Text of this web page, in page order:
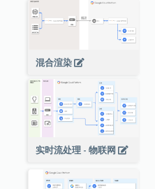
混合渲染
实时流处理 - 物联网